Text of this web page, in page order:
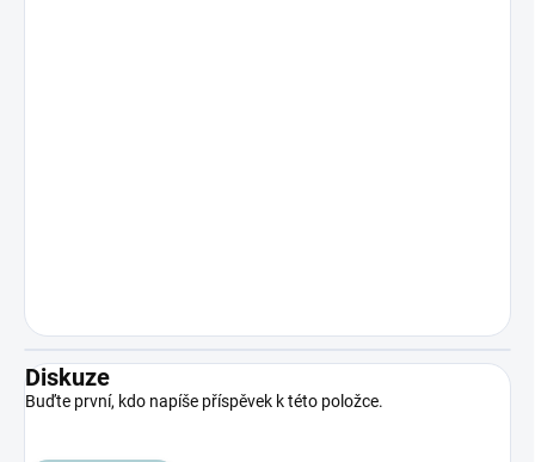
Diskuze
Buďte první, kdo napíše příspěvek k této položce.